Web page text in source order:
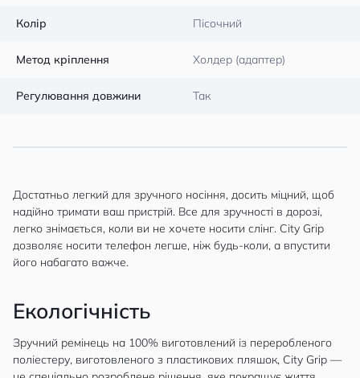
Колір Пісочний
Метод кріплення Холдер (адаптер)
Регулювання довжини Так
Достатньо легкий для зручного носіння, досить міцний, щоб
надійно тримати ваш пристрій. Все для зручності в дорозі,
легко знімається, коли ви не хочете носити слінг. City Grip
дозволяє носити телефон легше, ніж будь-коли, а впустити
його набагато важче.
Екологічність
Зручний ремінець на 100% виготовлений із переробленого
поліестеру, виготовленого з пластикових пляшок, City Grip —